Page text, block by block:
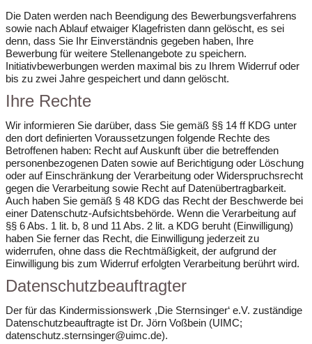
Die Daten werden nach Beendigung des Bewerbungsverfahrens
sowie nach Ablauf etwaiger Klagefristen dann gelöscht, es sei
denn, dass Sie Ihr Einverständnis gegeben haben, Ihre
Bewerbung für weitere Stellenangebote zu speichern.
Initiativbewerbungen werden maximal bis zu Ihrem Widerruf oder
bis zu zwei Jahre gespeichert und dann gelöscht.
Ihre Rechte
Wir informieren Sie darüber, dass Sie gemäß §§ 14 ff KDG unter
den dort definierten Voraussetzungen folgende Rechte des
Betroffenen haben: Recht auf Auskunft über die betreffenden
personenbezogenen Daten sowie auf Berichtigung oder Löschung
oder auf Einschränkung der Verarbeitung oder Widerspruchsrecht
gegen die Verarbeitung sowie Recht auf Datenübertragbarkeit.
Auch haben Sie gemäß § 48 KDG das Recht der Beschwerde bei
einer Datenschutz-Aufsichtsbehörde. Wenn die Verarbeitung auf
§§ 6 Abs. 1 lit. b, 8 und 11 Abs. 2 lit. a KDG beruht (Einwilligung)
haben Sie ferner das Recht, die Einwilligung jederzeit zu
widerrufen, ohne dass die Rechtmäßigkeit, der aufgrund der
Einwilligung bis zum Widerruf erfolgten Verarbeitung berührt wird.
Datenschutzbeauftragter
Der für das Kindermissionswerk ,Die Sternsinger‘ e.V. zuständige
Datenschutzbeauftragte ist Dr. Jörn Voßbein (UIMC;
datenschutz.sternsinger@uimc.de).